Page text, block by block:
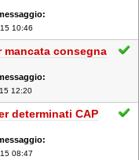
10:46
mancata consegna
12:20
determinati CAP
08:47